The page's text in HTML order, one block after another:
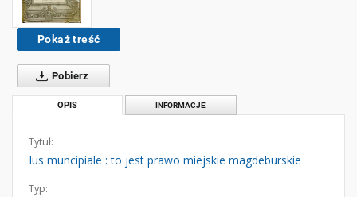
Pokaż treść
Pobierz
OPIS INFORMACJE
Tytuł:
Ius muncipiale : to jest prawo miejskie magdeburskie
Typ: